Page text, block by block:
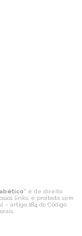
" é de direito
links, é proibida sem
artigo 184 do Código